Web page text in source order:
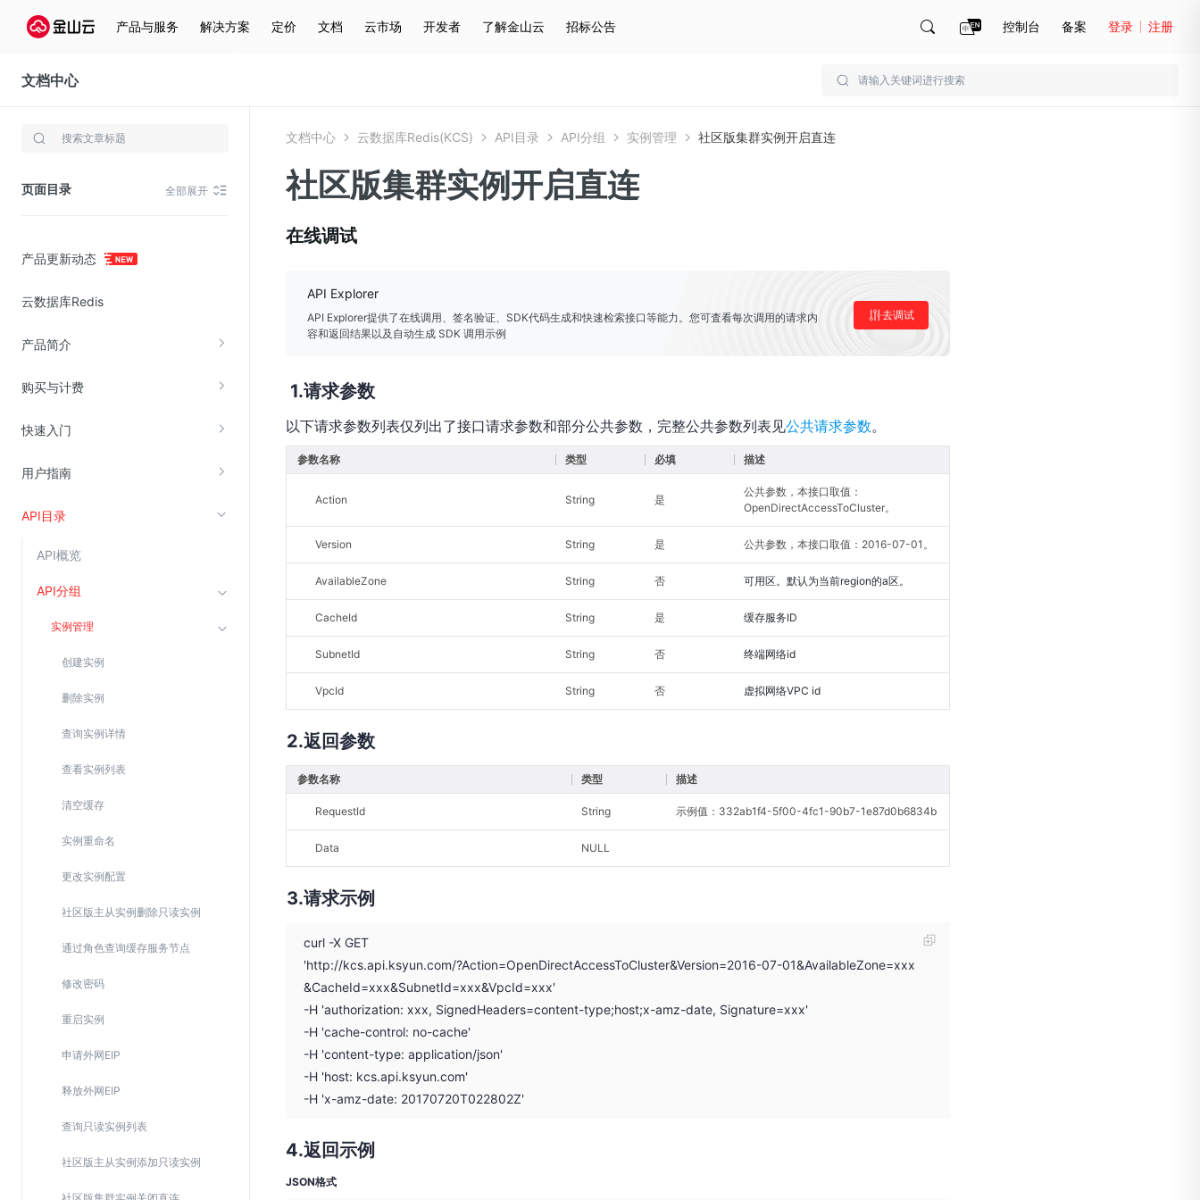
产品与服务 解决方案 定价 文档 云市场 开发者 了解金山云 招标公告 控制台 备案 登录 注册
文档中心
云数据库Redis(KCS)
页面目录 全部展开
产品更新动态
云数据库Redis
产品简介
购买与计费
快速入门
用户指南
API目录
API概览
API分组
实例管理
创建实例
删除实例
查询实例详情
查看实例列表
清空缓存
实例重命名
更改实例配置
社区版主从实例删除只读实例
通过角色查询缓存服务节点
修改密码
重启实例
申请外网EIP
释放外网EIP
查询只读实例列表
社区版主从实例添加只读实例
存储与云分发
云硬盘(EBS)
在线迁移服务
视频云服务
云直播(KLS)
边缘节点计算
金山云云防火墙
大模型应用防火墙
DDoS原生高防
主机安全
云安全中心
应急响应
合规性
资质认证
欧盟数据保护条例（GDPR）
文档中心 云数据库Redis(KCS) API目录 API分组 实例管理 社区版集群实例开启直连
社区版集群实例开启直连
在线调试
API Explorer
API Explorer提供了在线调用、签名验证、SDK代码生成和快速检索接口等能力。您可査看每次调用的请求内
容和返回结果以及自动生成 SDK 调用示例
去调试
请求参数
以下请求参数列表仅列出了接口请求参数和部分公共参数，完整公共参数列表见公共请求参数。
参数名称 类型 必填 描述
Action String 是
公共参数，本接口取值：
OpenDirectAccessToCluster。
Version String 是 公共参数，本接口取值：2016-07-01。
AvailableZone String 否 可用区。默认为当前region的a区。
CacheId String 是 缓存服务ID
SubnetId String 否 终端网络id
VpcId String 否 虚拟网络VPC id
返回参数
参数名称 类型 描述
RequestId String 示例值：332ab1f4-5f00-4fc1-90b7-1e87d0b6834b
Data NULL
请求示例
curl -X GET
'http://kcs.api.ksyun.com/?Action=OpenDirectAccessToCluster&Version=2016-07-01&AvailableZone=xxx
&CacheId=xxx&SubnetId=xxx&VpcId=xxx'
-H 'authorization: xxx, SignedHeaders=content-type;host;x-amz-date, Signature=xxx'
-H 'cache-control: no-cache'
-H 'content-type: application/json'
-H 'host: kcs.api.ksyun.com'
-H 'x-amz-date: 20170720T022802Z'
返回示例
JSON格式